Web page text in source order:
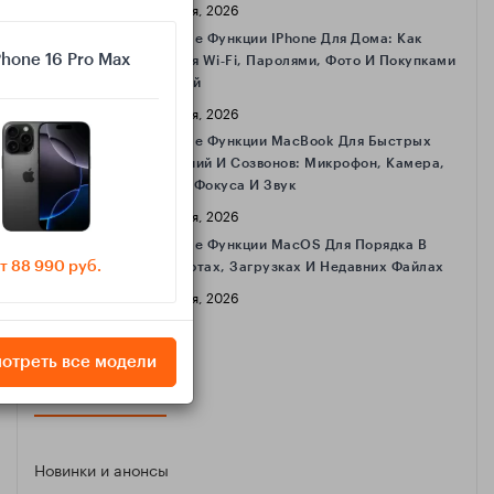
16 Апреля, 2026
Полезные Функции IPhone Для Дома: Как
Делиться Wi‑Fi, Паролями, Фото И Покупками
С Семьёй
16 Апреля, 2026
Полезные Функции MacBook Для Быстрых
Совещаний И Созвонов: Микрофон, Камера,
Режимы Фокуса И Звук
16 Апреля, 2026
Полезные Функции MacOS Для Порядка В
Скриншотах, Загрузках И Недавних Файлах
16 Апреля, 2026
КАТЕГОРИИ
Новинки и анонсы
16 Pro Max
88 990 руб.
все модели